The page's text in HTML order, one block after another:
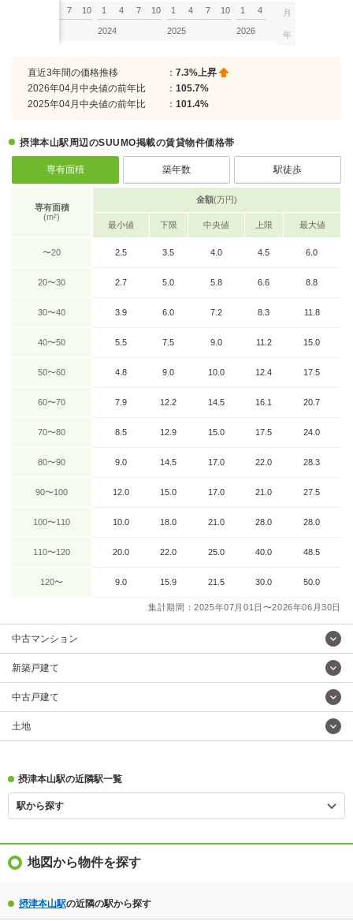
7 10 1 4 7 10
2024
1 4 7 10
2025
1 4
2026
月
年
直近3年間の価格推移 ： 7.3%上昇
2026年04月中央値の前年比
： 105.7%
2025年04月中央値の前年比
： 101.4%
摂津本山駅周辺のSUUMO掲載の賃貸物件価格帯
専有面積 築年数 駅徒歩
専有面積
(m²)
金額(万円)
最小値 下限 中央値 上限 最大値
〜20 2.5 3.5 4.0 4.5 6.0
20〜30 2.7 5.0 5.8 6.6 8.8
30〜40 3.9 6.0 7.2 8.3 11.8
40〜50 5.5 7.5 9.0 11.2 15.0
50〜60 4.8 9.0 10.0 12.4 17.5
60〜70 7.9 12.2 14.5 16.1 20.7
70〜80 8.5 12.9 15.0 17.5 24.0
80〜90 9.0 14.5 17.0 22.0 28.3
90〜100 12.0 15.0 17.0 21.0 27.5
100〜110 10.0 18.0 21.0 28.0 28.0
110〜120 20.0 22.0 25.0 40.0 48.5
120〜 9.0 15.9 21.5 30.0 50.0
集計期間：2025年07月01日〜2026年06月30日
中古マンション
新築戸建て
中古戸建て
土地
摂津本山駅の近隣駅一覧
駅から探す
地図から物件を探す
摂津本山駅の近隣の駅から探す